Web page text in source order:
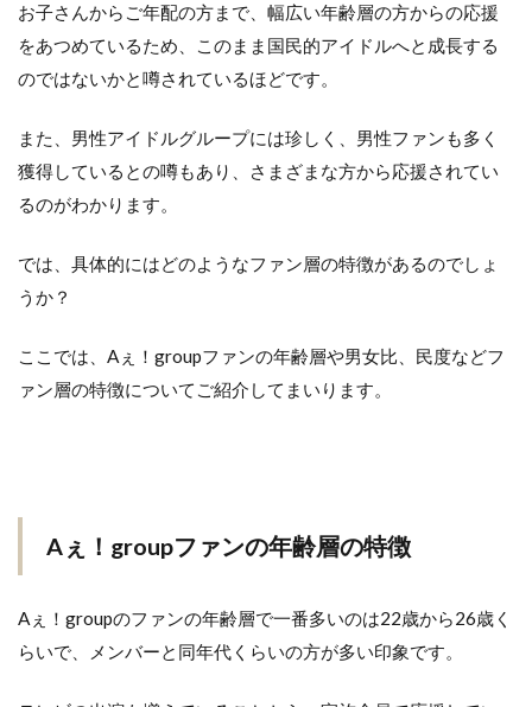
お子さんからご年配の方まで、幅広い年齢層の方からの応援
をあつめているため、このまま国民的アイドルへと成長する
のではないかと噂されているほどです。
また、男性アイドルグループには珍しく、男性ファンも多く
獲得しているとの噂もあり、さまざまな方から応援されてい
るのがわかります。
では、具体的にはどのようなファン層の特徴があるのでしょ
うか？
ここでは、Aぇ！groupファンの年齢層や男女比、民度などフ
ァン層の特徴についてご紹介してまいります。
Aぇ！groupファンの年齢層の特徴
Aぇ！groupのファンの年齢層で一番多いのは22歳から26歳く
らいで、メンバーと同年代くらいの方が多い印象です。